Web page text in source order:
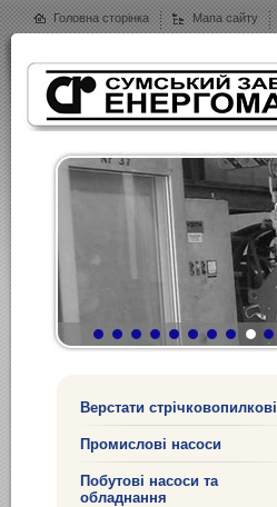
Головна сторінка Мапа сайту
Верстати стрічковопилкові
Промислові насоси
Побутові насоси та
обладнання